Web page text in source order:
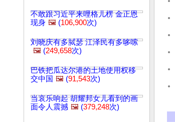
不敢跟习近平来哩格儿楞 金正恩
现身 🖼️ (106,900次)
刘晓庆有多脦瑟 江泽民有多哆嗦
🖼️ (249,658次)
巴铁把瓜达尔港的土地使用权移
交中国 🖼️ (91,543次)
当哀乐响起 胡耀邦女儿看到的画
面令人震撼 🖼️ (379,248次)